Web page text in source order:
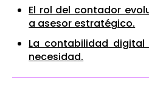
El rol del contador
a asesor estratégico.
La contabilidad
necesidad.